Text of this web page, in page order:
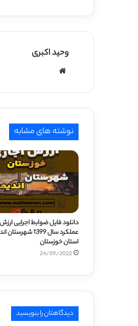
وحید اکبری
نوشته های مشابه
دانلود فایل ضوابط اجرایی
عملکرد سال 1399
استان خوزستان
24/09/2022
دیدگاهتان را بنویسید